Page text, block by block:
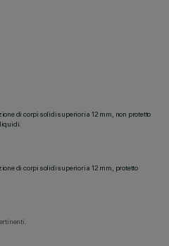
di corpi solidi superiori a 12 mm, non protetto
di corpi solidi superiori a 12 mm, protetto